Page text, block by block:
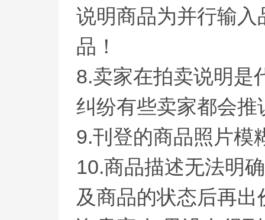
说明商品为并行输
品！
8.卖家在拍卖说明是
纠纷有些卖家都会
9.刊登的商品照片模
10.商品描述无法明
及商品的状态后再